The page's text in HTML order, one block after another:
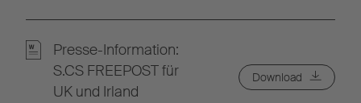
Presse-Information:
S.CS FREEPOST für
UK und Irland
Download